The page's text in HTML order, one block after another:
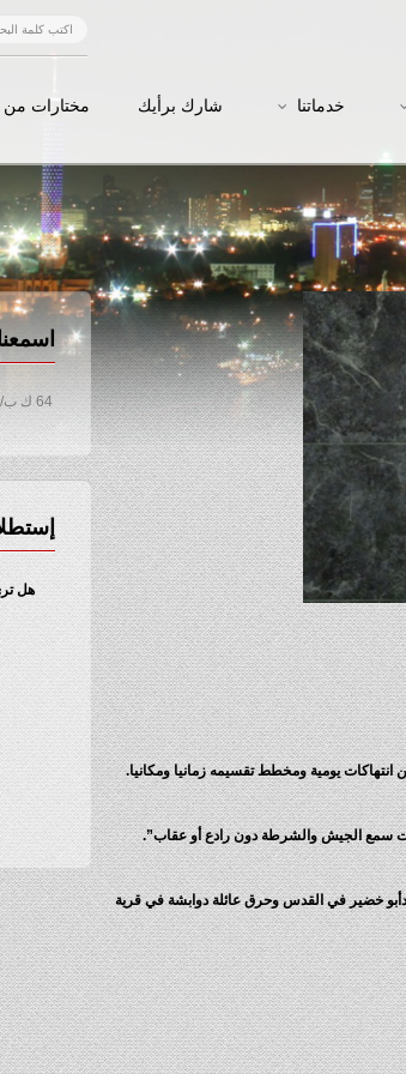
خدماتنا شارك برأيك مختارات من
64 ك ب/ث
هل
يومية ومخطط تقسيمه زمانيا ومكانيا.
سمع الجيش والشرطة دون رادع أو عقاب”.
دير ياسين مرورا بحرق الطفل محمدأبو خضير في القدس وحرق عائلة دوابشة في قرية